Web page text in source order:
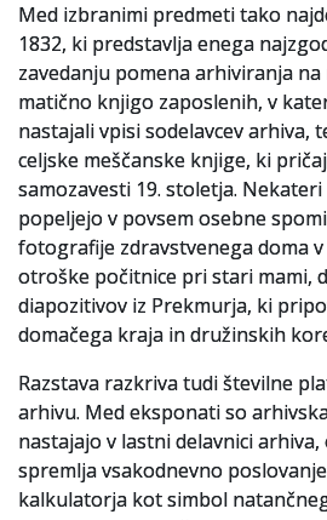
Med izbranimi predmeti tako
1832, ki predstavlja enega
zavedanju pomena arhiviranja
matično knjigo zaposlenih, v
nastajali vpisi sodelavcev arhiva,
celjske meščanske knjige, ki
samozavesti 19. stoletja.
popeljejo v povsem osebne
fotografije zdravstvenega doma
otroške počitnice pri stari mami,
diapozitivov iz Prekmurja, ki
domačega kraja in družinskih
Razstava razkriva tudi številne
arhivu. Med eksponati so
nastajajo v lastni delavnici arhiva,
spremlja vsakodnevno
kalkulatorja kot simbol